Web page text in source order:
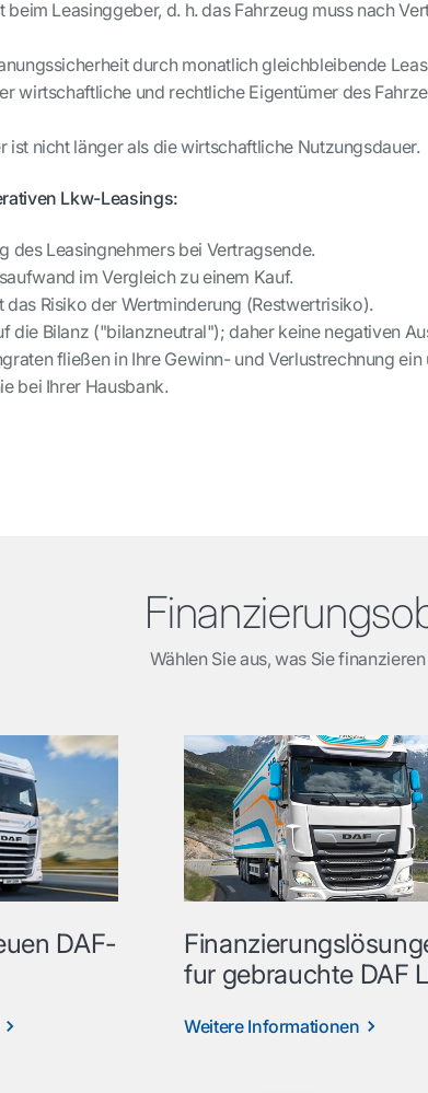
beim Leasinggeber, d. h. das Fahrzeug muss nach
durch monatlich gleichbleibende
wirtschaftliche und rechtliche Eigentümer des
ist nicht länger als die wirtschaftliche Nutzungsdauer.
Lkw-Leasings:
des Leasingnehmers bei Vertragsende.
im Vergleich zu einem Kauf.
das Risiko der Wertminderung (Restwertrisiko).
die Bilanz ("bilanzneutral"); daher keine negativen
fließen in Ihre Gewinn- und Verlustrechnung
bei Ihrer Hausbank.
Wählen Sie aus, was Sie
DAF-
fur gebrauchte DAF
Weitere Informationen